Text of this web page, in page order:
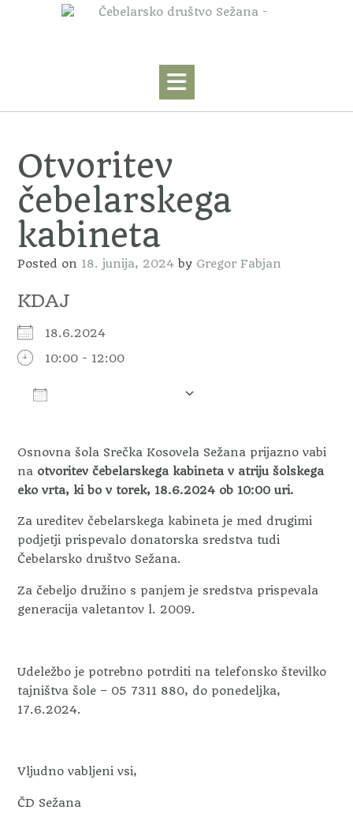
Otvoritev
čebelarskega
kabineta
Posted on 18. junija, 2024 by Gregor Fabjan
KDAJ
18.6.2024
10:00 - 12:00
Osnovna šola Srečka Kosovela Sežana prijazno vabi
na otvoritev čebelarskega kabineta v atriju šolskega
eko vrta, ki bo v torek, 18.6.2024 ob 10:00 uri.
Za ureditev čebelarskega kabineta je med drugimi
podjetji prispevalo donatorska sredstva tudi
Čebelarsko društvo Sežana.
Za čebeljo družino s panjem je sredstva prispevala
generacija valetantov l. 2009.
Udeležbo je potrebno potrditi na telefonsko številko
tajništva šole – 05 7311 880, do ponedeljka,
17.6.2024.
Vljudno vabljeni vsi,
ČD Sežana